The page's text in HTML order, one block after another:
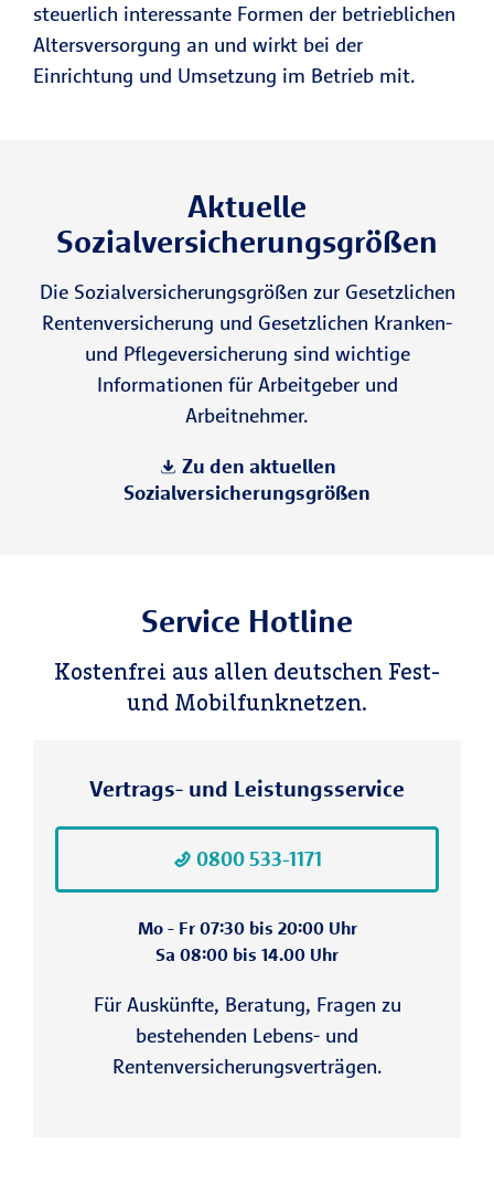
steuerlich interessante Formen der betrieblichen
Altersversorgung an und wirkt bei der
Einrichtung und Umsetzung im Betrieb mit.
Aktuelle
Sozialversicherungsgrößen
Die Sozialversicherungsgrößen zur Gesetzlichen
Rentenversicherung und Gesetzlichen Kranken-
und Pflegeversicherung sind wichtige
Informationen für Arbeitgeber und
Arbeitnehmer.
Zu den aktuellen
Sozialversicherungsgrößen
Service Hotline
Kostenfrei aus allen deutschen Fest-
und Mobilfunknetzen.
Vertrags- und Leistungsservice
0800 533-1171
Mo - Fr 07:30 bis 20:00 Uhr
Sa 08:00 bis 14.00 Uhr
Für Auskünfte, Beratung, Fragen zu
bestehenden Lebens- und
Rentenversicherungsverträgen.